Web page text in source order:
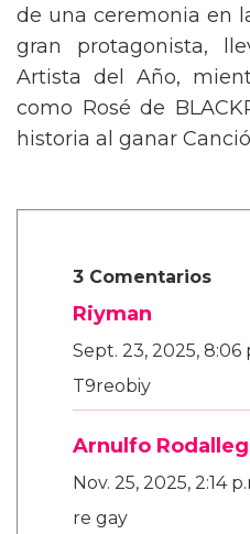
de una ceremonia en
gran protagonista,
Artista del Año,
como Rosé de
historia al ganar
3 Comentarios
Riyman
Sept. 23, 2025, 8:06
T9reobiy
Arnulfo
Nov. 25, 2025, 2:14
re gay